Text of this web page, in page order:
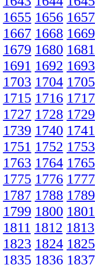
1655 1656 1657
1667 1668 1669
1679 1680 1681
1691 1692 1693
1703 1704 1705
1715 1716 1717
1727 1728 1729
1739 1740 1741
1751 1752 1753
1763 1764 1765
1775 1776 1777
1787 1788 1789
1799 1800 1801
1811 1812 1813
1823 1824 1825
1835 1836 1837